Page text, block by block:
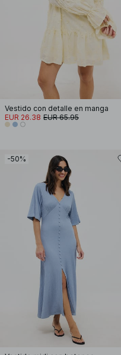
Vestido con detalle en manga
EUR 26.38 EUR 65.95
-50%